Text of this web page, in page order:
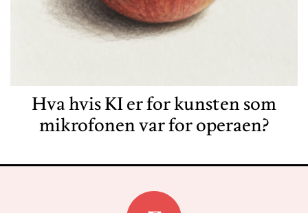
Hva hvis KI er for kunsten som
mikrofonen var for operaen?